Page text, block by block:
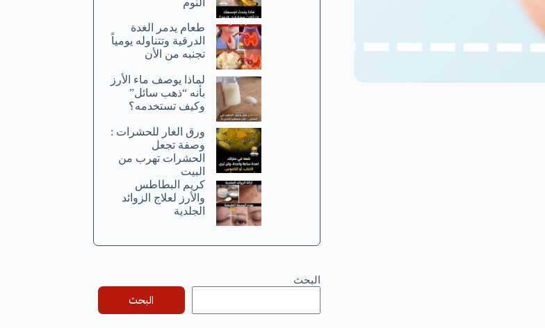
طعام يدمر الغدة
الدرقية وتتناوله يومياً
تجنبه من الأن
لماذا يوصف ماء الأرز
بأنه “ذهب سائل”
وكيف تستخدمه؟
ورق الغار للحشرات :
وصفة تجعل
الحشرات تهرب من
البيت
كريم البطاطس
والأرز لعلاج الزوائد
الجلدية
البحث
البحث